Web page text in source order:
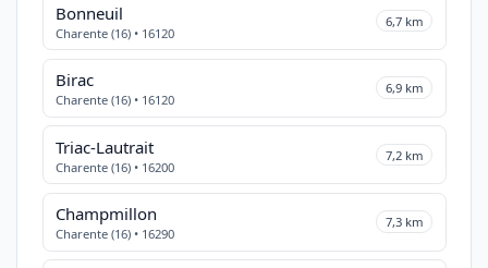
Bonneuil
Charente (16) • 16120
6,7 km
Birac
Charente (16) • 16120
6,9 km
Triac-Lautrait
Charente (16) • 16200
7,2 km
Champmillon
Charente (16) • 16290
7,3 km